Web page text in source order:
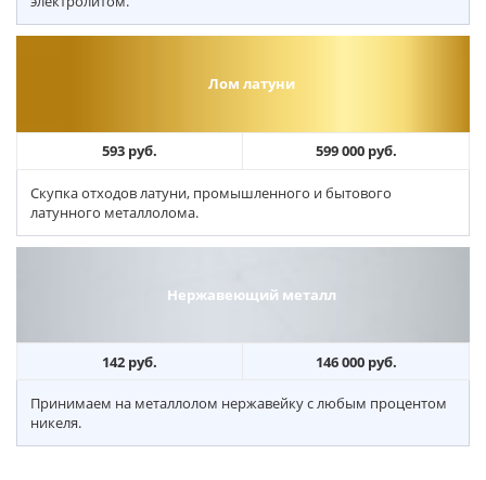
Лом латуни
593 руб. 599 000 руб.
Скупка отходов латуни, промышленного и бытового
латунного металлолома.
Нержавеющий металл
142 руб. 146 000 руб.
Принимаем на металлолом нержавейку с любым процентом
никеля.